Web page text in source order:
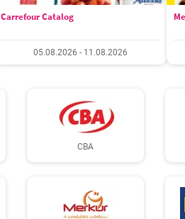
Carrefour Catalog
05.08.2026 - 11.08.2026
CBA